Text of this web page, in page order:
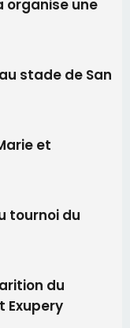
tournoi du
du
2026
loges
avant 2081